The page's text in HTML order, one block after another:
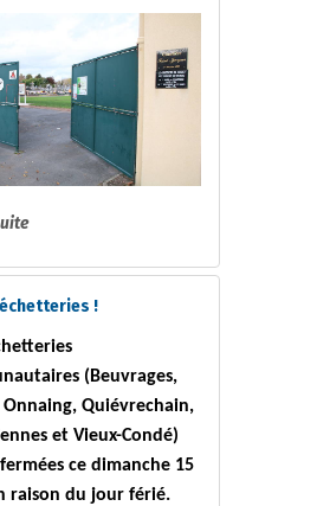
!
(Beuvrages,
Onnaing, Quiévrechain,
et Vieux-Condé)
ce dimanche 15
raison du jour férié.